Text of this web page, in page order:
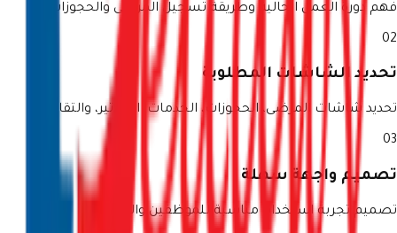
فهم دورة العمل الحالية وطريقة تسجيل المرضى والحجوزات.
02
تحديد الشاشات المطلوبة
تحديد شاشات المرضى، الحجوزات، الخدمات، الفواتير، والتقارير.
03
تصميم واجهة سهلة
تصميم تجربة استخدام مناسبة للموظفين والإدارة.